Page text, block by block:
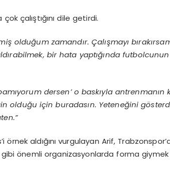
çalıştığını dile getirdi.
olduğum zamandır. Çalışmayı
bir hata yaptığında
dersen’ o baskıyla antrenmanın
olduğu için buradasın. Yeteneğini
aldığını vurgulayan Arif,
önemli organizasyonlarda forma giymek